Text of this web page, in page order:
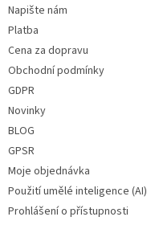
Napište nám
Platba
Cena za dopravu
Obchodní podmínky
GDPR
Novinky
BLOG
GPSR
Moje objednávka
Použití umělé inteligence (AI)
Prohlášení o přístupnosti